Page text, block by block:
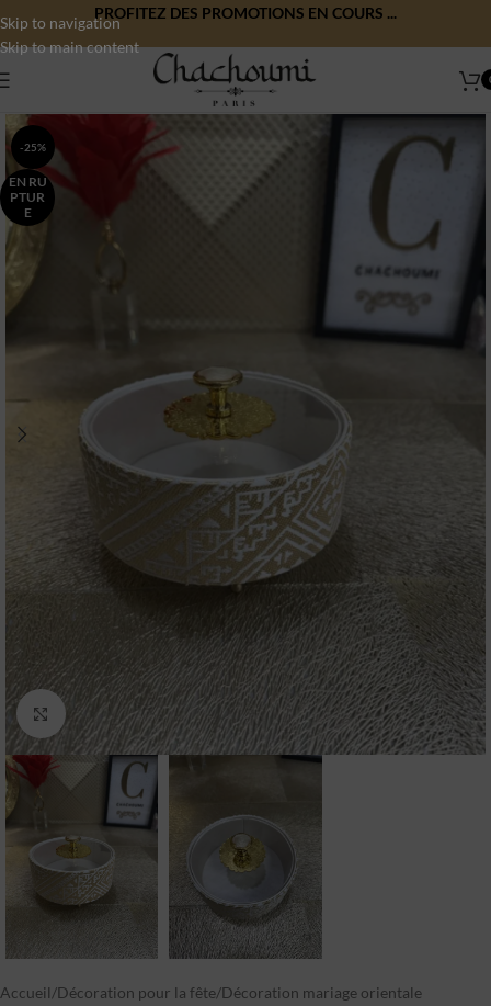
Skip to navigation
Skip to main content
PROFITEZ DES PROMOTIONS EN COURS ...
-25%
EN RU
PTUR
E
Click to enlarge
Accueil/Décoration pour la fête/Décoration mariage orientale